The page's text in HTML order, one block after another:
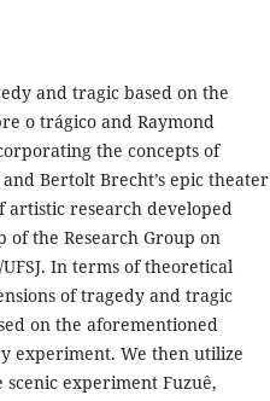
and tragic based on the
o trágico and Raymond
the concepts of
Bertolt Brecht’s epic theater
artistic research developed
the Research Group on
UFSJ. In terms of theoretical
of tragedy and tragic
on the aforementioned
experiment. We then utilize
experiment Fuzuê,